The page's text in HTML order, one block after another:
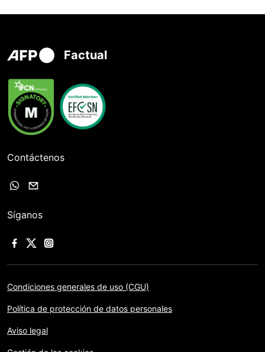
Factual
Contáctenos
Síganos
Condiciones generales de uso (CGU)
Política de protección de datos personales
Aviso legal